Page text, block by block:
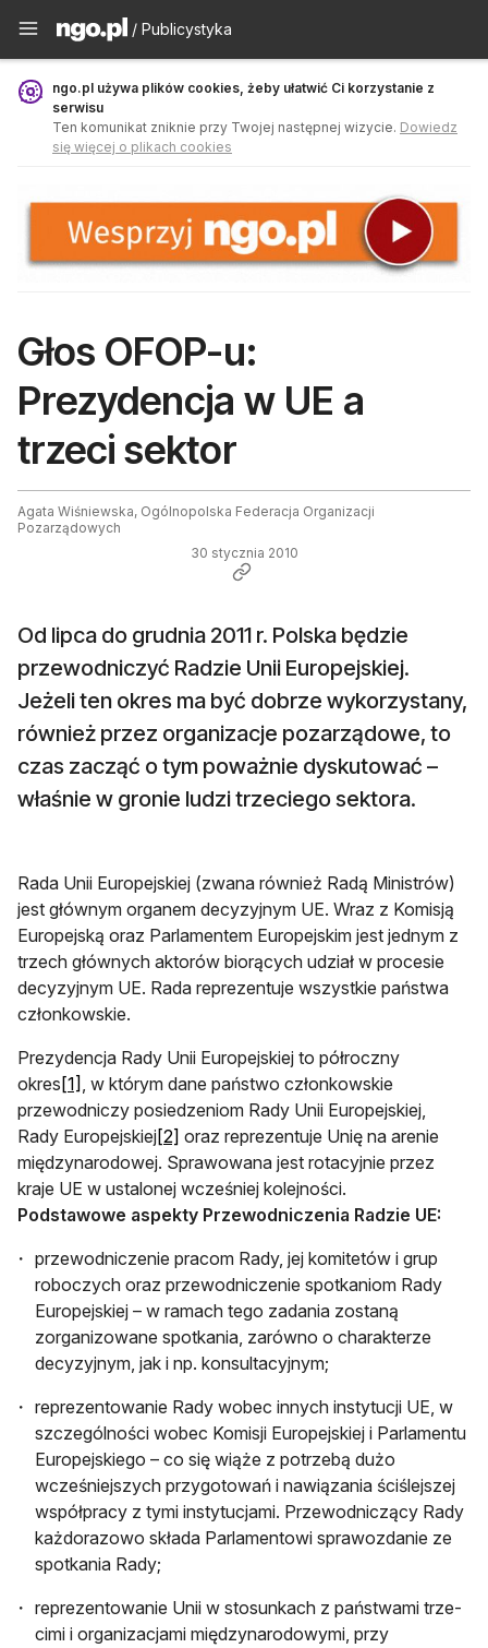
Publicystyka - ngo.pl
/ Publicystyka
ngo.pl używa plików cookies, żeby ułatwić Ci korzystanie z
serwisu
Ten komunikat zniknie przy Twojej następnej wizycie. Dowiedz
się więcej o plikach cookies
Głos OFOP-u:
Prezydencja w UE a
trzeci sektor
Agata Wiśniewska, Ogólnopolska Federacja Organizacji
Pozarządowych
30 stycznia 2010
Od lipca do grudnia 2011 r. Polska będzie
przewodniczyć Radzie Unii Europejskiej.
Jeżeli ten okres ma być dobrze wykorzystany,
również przez organizacje pozarządowe, to
czas zacząć o tym poważnie dyskutować –
właśnie w gronie ludzi trzeciego sektora.
Rada Unii Europejskiej (zwana również Radą Ministrów)
jest głównym organem decyzyjnym UE. Wraz z Komisją
Europejską oraz Parlamentem Europejskim jest jednym z
trzech głównych aktorów biorących udział w procesie
decyzyjnym UE. Rada reprezentuje wszystkie państwa
członkowskie.
Prezydencja Rady Unii Europejskiej to półroczny
okres [1] , w którym dane państwo członkowskie
przewodniczy posiedzeniom Rady Unii Europejskiej,
Rady Europejskiej[2] oraz reprezentuje Unię na arenie
międzynarodowej. Sprawowana jest rotacyjnie przez
kraje UE w ustalonej wcześniej kolejności.
Podstawowe aspekty Przewodniczenia Radzie UE:
przewodniczenie pracom Rady, jej komitetów i grup
roboczych oraz przewodniczenie spotkaniom Rady
Europejskiej – w ramach tego zadania zostaną
zorganizowane spotkania, zarówno o charakterze
decyzyjnym, jak i np. konsultacyjnym;
reprezentowanie Rady wobec innych instytucji UE, w
szczególności wobec Komisji Europejskiej i Parlamentu
Europejskiego – co się wiąże z potrzebą dużo
wcześniejszych przygotowań i nawiązania ściślejszej
współpracy z tymi instytucjami. Przewodniczący Rady
każdorazowo składa Parlamentowi sprawozdanie ze
spotkania Rady;
reprezentowanie Unii w stosunkach z państwami trze­
cimi i organizacjami międzynarodowymi, przy